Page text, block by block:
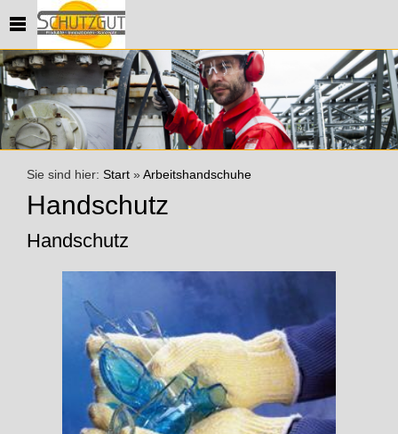
Sie sind hier: Start » Arbeitshandschuhe
Handschutz
Handschutz